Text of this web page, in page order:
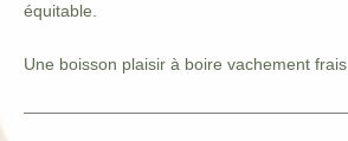
équitable.
Une boisson plaisir à boire vachement frais